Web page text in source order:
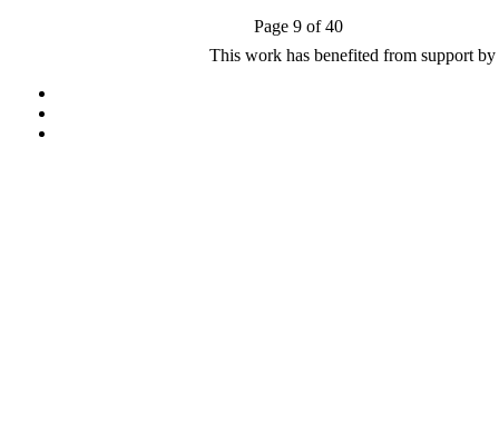
Page 9 of 40
This work has benefited from support